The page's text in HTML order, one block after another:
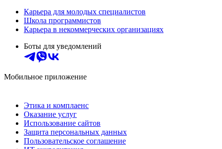
Карьера для молодых специалистов
Школа программистов
Карьера в некоммерческих организациях
Боты для уведомлений
Мобильное приложение
Этика и комплаенс
Оказание услуг
Использование сайтов
Защита персональных данных
Пользовательское соглашение